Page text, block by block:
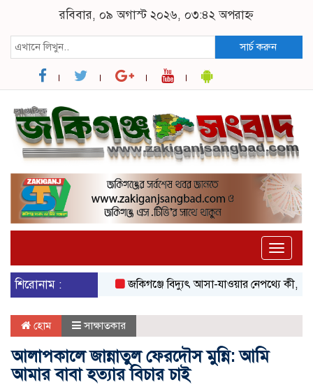
রবিবার, ০৯ অগাস্ট ২০২৬, ০৩:৪২ অপরাহ্ন
সার্চ করুন
Toggle
শিরোনাম :
জকিগঞ্জে বিদ্যুৎ আসা-যাওয়ার নেপথ্যে কী,
হোম সাক্ষাতকার
আলাপকালে জান্নাতুল ফেরদৌস মুন্নি: আমি
আমার বাবা হত্যার বিচার চাই